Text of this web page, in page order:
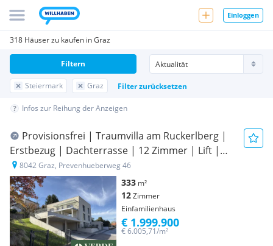
Einloggen
318 Häuser zu kaufen in Graz
Steiermark Graz Filter zurücksetzen
Filtern
Infos zur Reihung der Anzeigen
Provisionsfrei | Traumvilla am Ruckerlberg |
Erstbezug | Dachterrasse | 12 Zimmer | Lift |
Garage
8042 Graz, Prevenhueberweg 46
333 m²
12Zimmer
Einfamilienhaus
€ 6.005,71/m²
€ 1.999.900